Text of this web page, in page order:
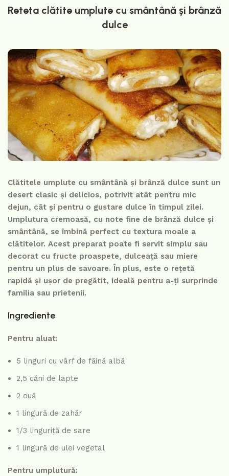
Reteta clătite umplute cu smântână și brânză
dulce
Clătitele umplute cu smântână și brânză dulce sunt un
desert clasic și delicios, potrivit atât pentru mic
dejun, cât și pentru o gustare dulce în timpul zilei.
Umplutura cremoasă, cu note fine de brânză dulce și
smântână, se îmbină perfect cu textura moale a
clătitelor. Acest preparat poate fi servit simplu sau
decorat cu fructe proaspete, dulceață sau miere
pentru un plus de savoare. În plus, este o rețetă
rapidă și ușor de pregătit, ideală pentru a-ți surprinde
familia sau prietenii.
Ingrediente
Pentru aluat:
5 linguri cu vârf de făină albă
2,5 căni de lapte
2 ouă
1 lingură de zahăr
1/3 linguriță de sare
1 lingură de ulei vegetal
Pentru umplutură: